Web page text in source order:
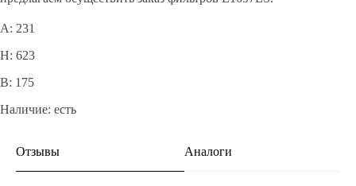
A: 231
H: 623
B: 175
Наличие: есть
Отзывы Аналоги